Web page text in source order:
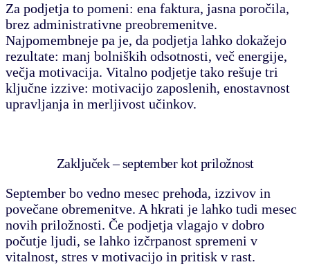
Za podjetja to pomeni: ena faktura, jasna poročila,
brez administrativne preobremenitve.
Najpomembneje pa je, da podjetja lahko dokažejo
rezultate: manj bolniških odsotnosti, več energije,
večja motivacija. Vitalno podjetje tako rešuje tri
ključne izzive: motivacijo zaposlenih, enostavnost
upravljanja in merljivost učinkov.
Zaključek – september kot priložnost
September bo vedno mesec prehoda, izzivov in
povečane obremenitve. A hkrati je lahko tudi mesec
novih priložnosti. Če podjetja vlagajo v dobro
počutje ljudi, se lahko izčrpanost spremeni v
vitalnost, stres v motivacijo in pritisk v rast.